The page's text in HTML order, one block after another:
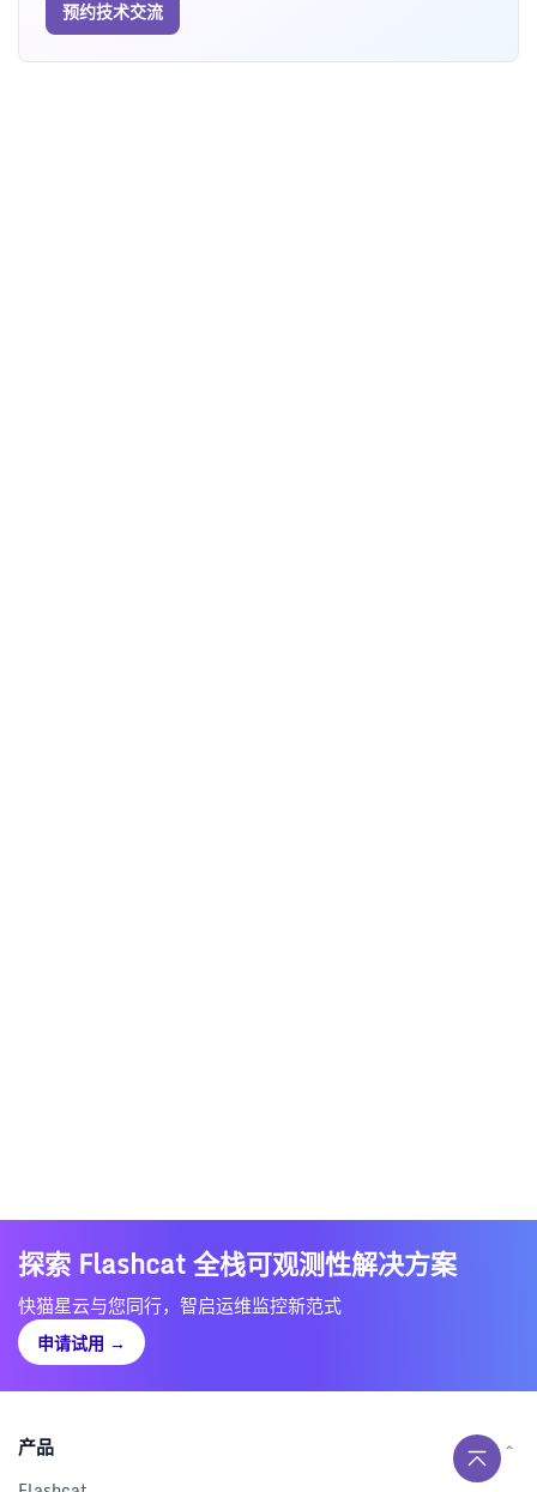
预约技术交流
探索 Flashcat 全栈可观测性解决方案
快猫星云与您同行，智启运维监控新范式
申请试用 →
产品